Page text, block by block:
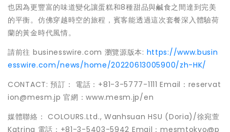
也因為更豐富的味道變化讓蛋糕和8種甜品與鹹食之間達到完美
的平衡。仿佛穿越時空的旅程，賓客能透過這次套餐深入體驗荷
蘭的黃金時代風情。
請前往 businesswire.com 瀏覽源版本: https://www.busin
esswire.com/news/home/20220613005900/zh-HK/
CONTACT: 預訂： 電話：+81-3-5777-1111 Email：reservat
ion@mesm.jp 官網：www.mesm.jp/en
媒體聯絡： COLOURS.Ltd., Wanhsuan HSU (Doria)/徐宛萱
Katrina 電話：+81-3-5403-5942 Email：mesmtokyo@p